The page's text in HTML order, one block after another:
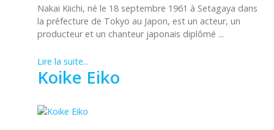
Nakai Kiichi, né le 18 septembre 1961 à Setagaya dans
la préfecture de Tokyo au Japon, est un acteur, un
producteur et un chanteur japonais diplômé ...
Lire la suite...
Koike Eiko